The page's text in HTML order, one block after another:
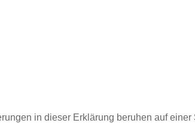
in dieser Erklärung beruhen auf einer